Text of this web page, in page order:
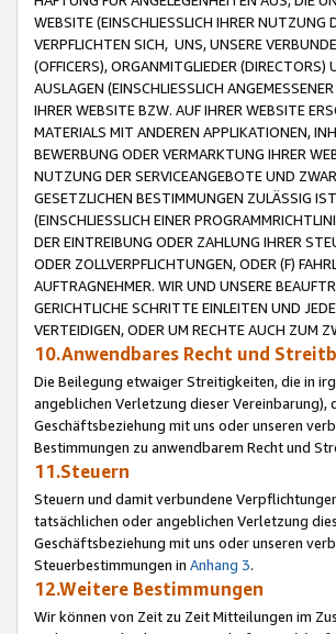
WEBSITE (EINSCHLIESSLICH IHRER NUTZUNG
VERPFLICHTEN SICH, UNS, UNSERE
(OFFICERS), ORGANMITGLIEDER
AUSLAGEN (EINSCHLIESSLICH
IHRER WEBSITE BZW. AUF IHRER WEBSITE
MATERIALS MIT ANDEREN APPLIKATIONEN,
BEWERBUNG ODER VERMARKTUNG IHRER
NUTZUNG DER SERVICEANGEBOTE UND
GESETZLICHEN BESTIMMUNGEN ZULÄSSIG
(EINSCHLIESSLICH EINER
DER EINTREIBUNG ODER ZAHLUNG IHRER
ODER ZOLLVERPFLICHTUNGEN, ODER (F)
AUFTRAGNEHMER. WIR UND UNSERE
GERICHTLICHE SCHRITTE EINLEITEN UND
VERTEIDIGEN, ODER UM RECHTE AUCH ZUM
10.Anwendbares Recht und
Die Beilegung etwaiger Streitigkeiten, die in
angeblichen Verletzung dieser
Geschäftsbeziehung mit uns oder unseren
Bestimmungen zu anwendbarem Recht und
11.Steuern
Steuern und damit verbundene
tatsächlichen oder angeblichen Verletzung
Geschäftsbeziehung mit uns oder unseren
Steuerbestimmungen in Anhang 3.
12.Weitere Bestimmungen
Wir können von Zeit zu Zeit Mitteilungen im